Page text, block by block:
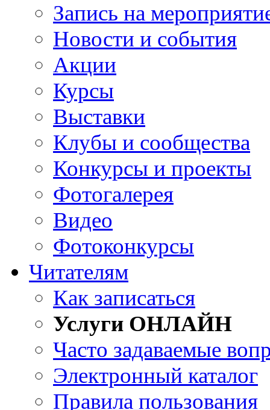
Запись на
Новости и события
Акции
Курсы
Выставки
Клубы и сообщества
Конкурсы и проекты
Фотогалерея
Видео
Фотоконкурсы
Читателям
Как записаться
Услуги ОНЛАЙН
Часто задаваемые
Электронный каталог
Правила пользования